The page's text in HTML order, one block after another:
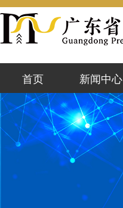
首页 新闻中心
学会动态
会员风采
行业前沿
通知公告
政策文件
警示台